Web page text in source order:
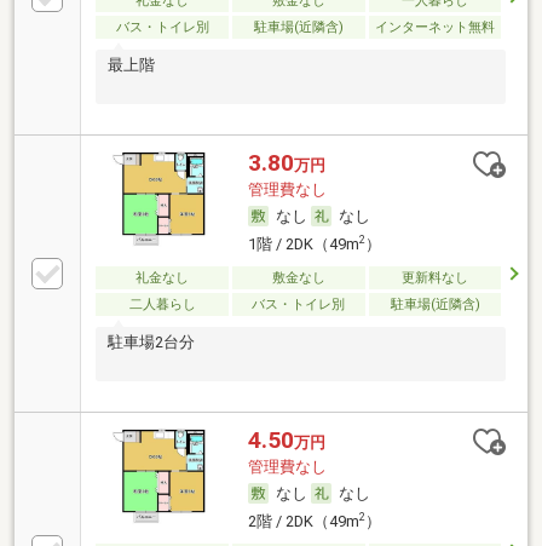
バス・トイレ別
駐車場(近隣含) インターネット無料
最上階
3.80万円
管理費なし
なし
なし
1階 / 2DK（49m2）
礼金なし 敷金なし
更新料なし
二人暮らし
バス・トイレ別 駐車場(近隣含)
駐車場2台分
4.50万円
管理費なし
なし
なし
2階 / 2DK（49m2）